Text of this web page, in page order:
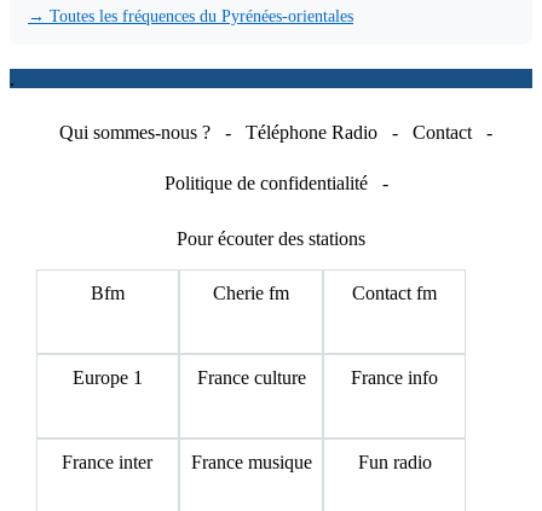
→ Toutes les fréquences du Pyrénées-orientales
.
Qui sommes-nous ? - Téléphone Radio - Contact -
Politique de confidentialité -
Pour écouter des stations
Bfm Cherie fm Contact fm
Europe 1 France culture France info
France inter France musique Fun radio